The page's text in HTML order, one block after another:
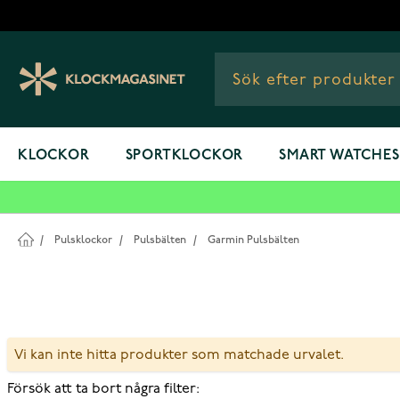
KLOCKOR SPORTKLOCKOR SMART WATCHES
/ Pulsklockor / Pulsbälten / Garmin Pulsbälten
Vi kan inte hitta produkter som matchade urvalet.
Försök att ta bort några filter: